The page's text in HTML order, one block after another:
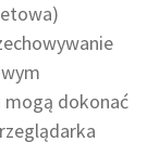
mogą dokonać